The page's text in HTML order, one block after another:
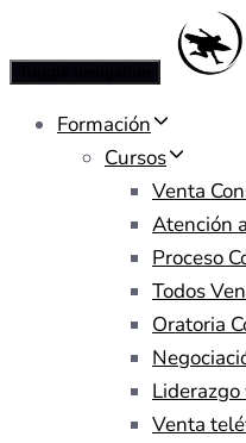
Formación
Cursos
Venta
Atención
Proceso
Todos
Oratoria
Venta